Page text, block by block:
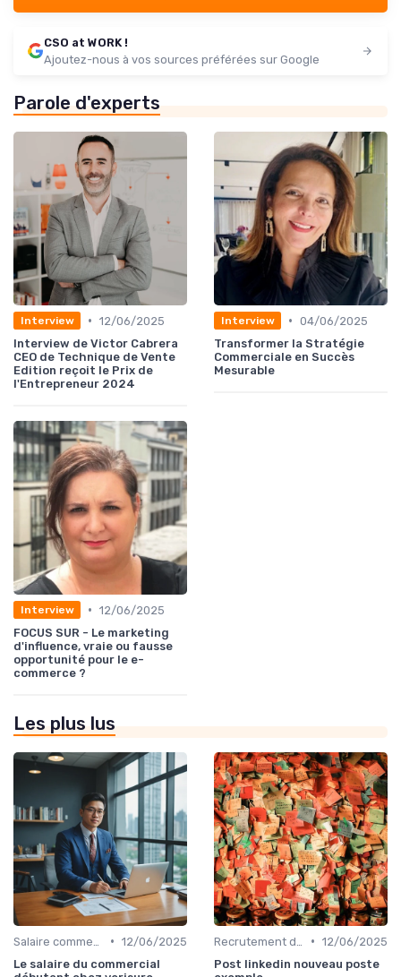
CSO at WORK !
Ajoutez-nous à vos sources préférées sur Google
Parole d'experts
Interview • 12/06/2025
Interview de Victor Cabrera
CEO de Technique de Vente
Edition reçoit le Prix de
l'Entrepreneur 2024
Interview • 04/06/2025
Transformer la Stratégie
Commerciale en Succès
Mesurable
Interview • 12/06/2025
FOCUS SUR - Le marketing
d'influence, vraie ou fausse
opportunité pour le e-
commerce ?
Les plus lus
• 12/06/2025
Le salaire du commercial
• 12/06/2025
Post linkedin nouveau poste